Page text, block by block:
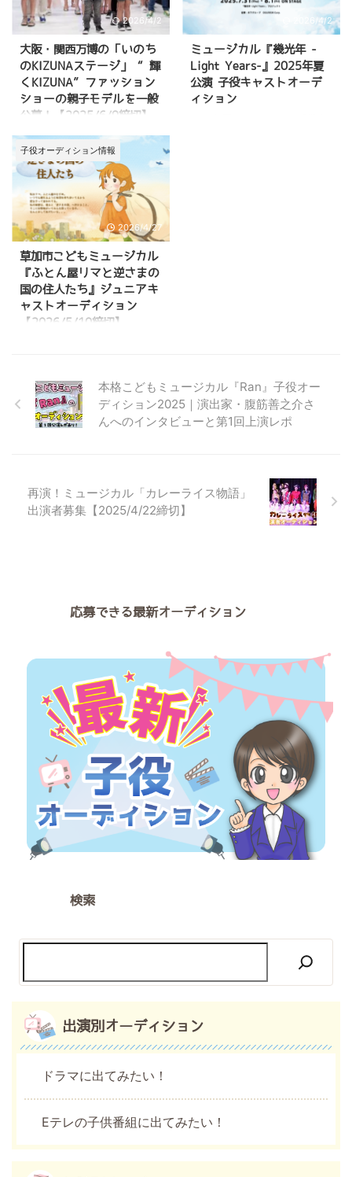
日〜25日にシアターグリーン BIG
TREE THEATERにてミュージカ
ル「ひみつの箱には、」が上演予
定です。 この作品の子役キャス
トを募集しています。 募集役 ミ
ュージカル「ひみつの箱には、」
のオーディションでは、以下の役
を募集しています。 天野一歩 （
の概要 出演者オーディション情
報 応募の流れ などについて詳し
くご紹介しています。 ミュージ
カルに出演してみたい！興味があ
る！という方はこちらの記事を最
後までご覧ください。 ミュージ
カル『We Go!』の概要 『We
2026/4/2
大阪・関西万博の「いのち
のKIZUNAステージ」 “輝
くKIZUNA”ファッション
ショーの親子モデルを一般
公募！【2025/6/9締切】
現在開催中の大阪・関西万博に
て、親子で参加できる「輝く
KIZUNAファッションショー」の
募集情報が公開されました！ 大
阪・関西万博会場内の万博ポップ
アップステージ北にて、2025年6
月26日（木）に開催されるステ
ージイベント「KIZUNA ～いのち
緒つなぐ～」のメインコンテンツ
として実施予定です。 こちらの
記事では、 『輝くKIZUNAファッ
ションショー』の概要 『KIZUNA
～いのち緒つなぐ～』のイベント
という ...
2026/4/2
ミュージカル『幾光年 -
Light Years-』2025年夏
公演 子役キャストオーデ
ィション
子役オーディション情報
2026/4/27
草加市こどもミュージカル
『ふとん屋リマと逆さまの
国の住人たち』ジュニアキ
ャストオーディション
【2026/5/10締切】
マと逆さまの国の住人たち』の上
演が決定しました。 この作品に
出演する子どもキャストを募集し
流れ などについて詳しくご紹介
しています。 ミュージカルに出
本格こどもミュージカル『Ran』子役オー
ディション2025｜演出家・腹筋善之介さ
んへのインタビューと第1回上演レポ
再演！ミュージカル「カレーライス物語」
出演者募集【2025/4/22締切】
応募できる最新オーディション
検索
出演別オーディション
ドラマに出てみたい！
Eテレの子供番組に出てみたい！